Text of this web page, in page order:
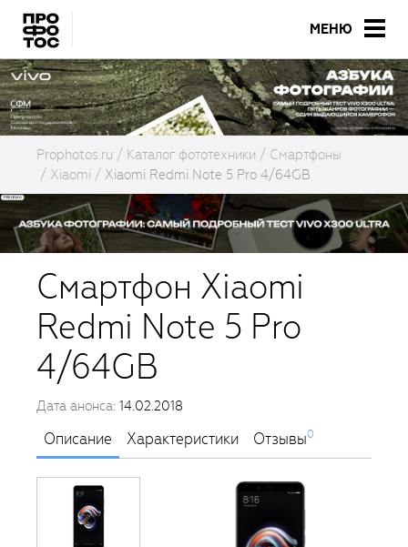
МЕНЮ
Prophotos.ru Каталог фототехники
Смартфоны
Xiaomi
Xiaomi Redmi Note 5 Pro 4/64GB
Смартфон Xiaomi
Redmi Note 5 Pro
4/64GB
Дата анонса: 14.02.2018
Описание Характеристики Отзывы0